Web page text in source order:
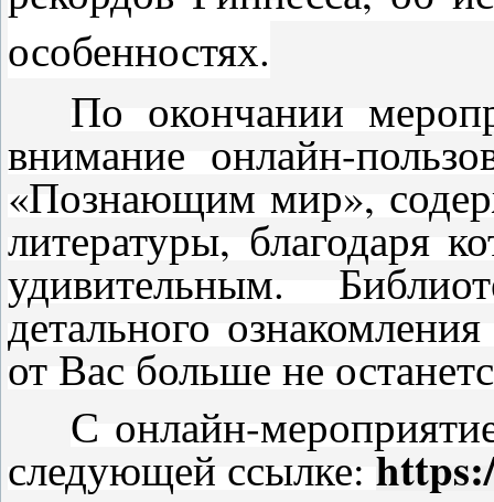
особенностях.
По окончании
внимание онлайн-
«Познающим мир»,
литературы, благодаря
удивительным.
детального
от Вас больше не
С онлайн-
следующей ссылке: